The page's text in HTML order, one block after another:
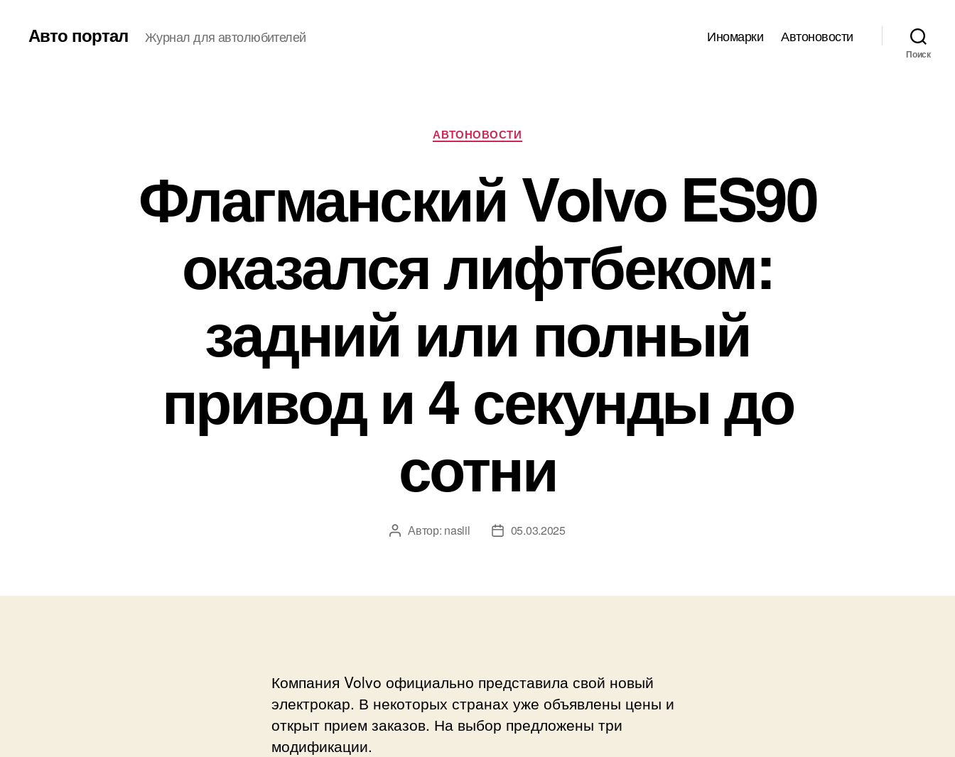
Авто портал Журнал для автолюбителей Иномарки Автоновости
Поиск
Рубрики
АВТОНОВОСТИ
Флагманский Volvo ES90
оказался лифтбеком:
задний или полный
привод и 4 секунды до
сотни
Автор
Автор: naslil
Дата05.03.2025
Компания Volvo официально представила свой новый
электрокар. В некоторых странах уже объявлены цены и
открыт прием заказов. На выбор предложены три
модификации.